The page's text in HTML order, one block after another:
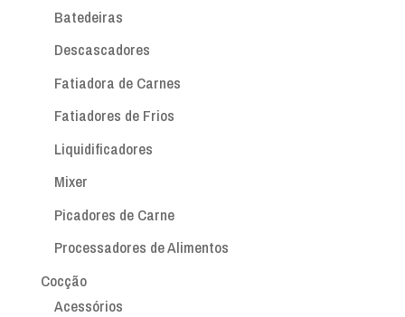
Batedeiras
Descascadores
Fatiadora de Carnes
Fatiadores de Frios
Liquidificadores
Mixer
Picadores de Carne
Processadores de Alimentos
Cocção
Acessórios